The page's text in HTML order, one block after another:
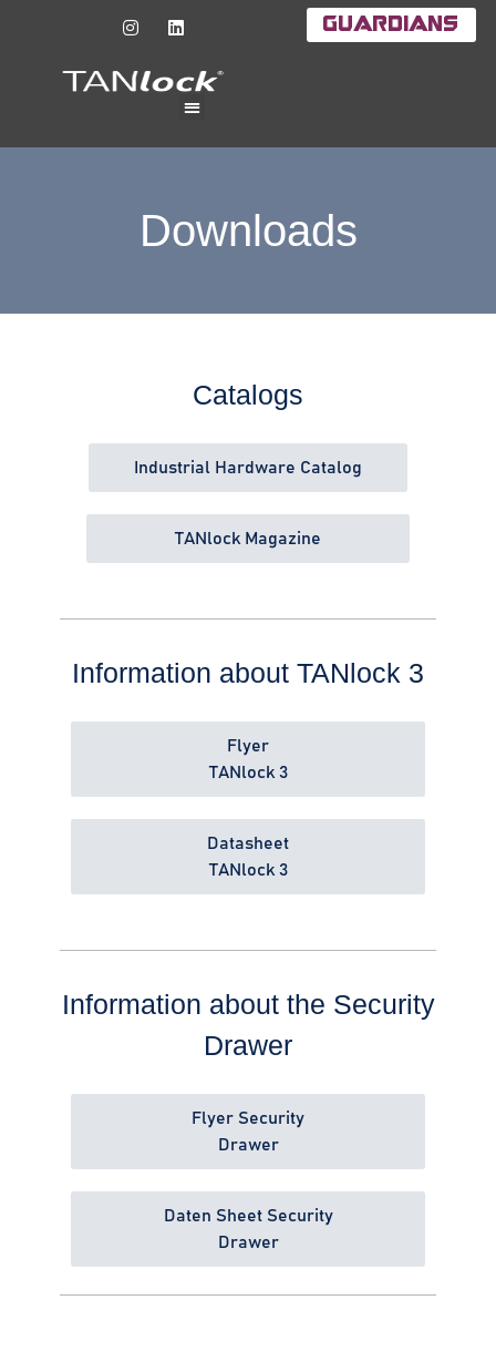
Guardians
Downloads
Catalogs
Industrial Hardware Catalog
TANlock Magazine
Information about TANlock 3
Flyer
TANlock 3
Datasheet
TANlock 3
Information about the Security
Drawer
Flyer Security
Drawer
Daten Sheet Security
Drawer